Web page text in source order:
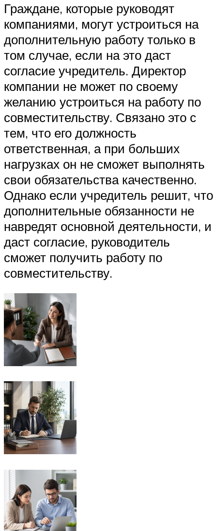
Граждане, которые руководят
компаниями, могут устроиться на
дополнительную работу только в
том случае, если на это даст
согласие учредитель. Директор
компании не может по своему
желанию устроиться на работу по
совместительству. Связано это с
тем, что его должность
ответственная, а при больших
нагрузках он не сможет выполнять
свои обязательства качественно.
Однако если учредитель решит, что
дополнительные обязанности не
навредят основной деятельности, и
даст согласие, руководитель
сможет получить работу по
совместительству.